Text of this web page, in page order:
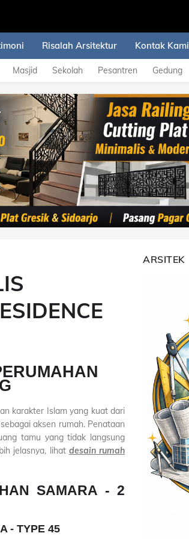
Risalah Arsitektur Kontak Kami
Masjid Sekolah Pesantren Gedung
karakter Islam yang kuat dari
aksen rumah. Penataan
tamu yang tidak langsung
jelasnya, lihat desain rumah
SAMARA - 2
- TYPE 45
ARSITEK